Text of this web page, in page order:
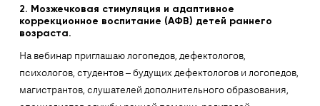
2. Мозжечковая стимуляция и адаптивное
коррекционное воспитание (АФВ) детей раннего
возраста.
На вебинар приглашаю логопедов, дефектологов,
психологов, студентов – будущих дефектологов и логопедов,
магистрантов, слушателей дополнительного образования,